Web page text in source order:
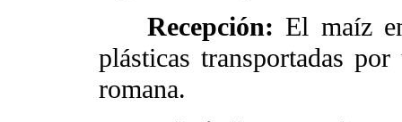
Recepción: El maíz
plásticas transportadas
romana.